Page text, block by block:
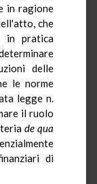
in ragione
che
in pratica
delle
le norme
legge n.
il ruolo
de qua
di